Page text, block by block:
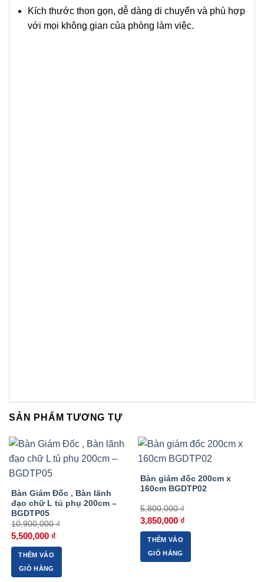
Kích thước thon gọn, dễ dàng di chuyển và phù hợp
với mọi không gian của phòng làm việc.
SẢN PHẨM TƯƠNG TỰ
Bàn Giám Đốc , Bàn lãnh
đạo chữ L tủ phụ 200cm –
BGDTP05
10,900,000₫
Giá
gốc
là:
10,900,000 ₫.
5,500,000 ₫Giá
tại
THÊM VÀO
GIỎ HÀNG
Bàn giám đốc 200cm x
160cm BGDTP02
5,800,000₫
Giá
gốc
là:
5,800,000 ₫.
3,850,000 ₫Giá
tại
THÊM VÀO
GIỎ HÀNG